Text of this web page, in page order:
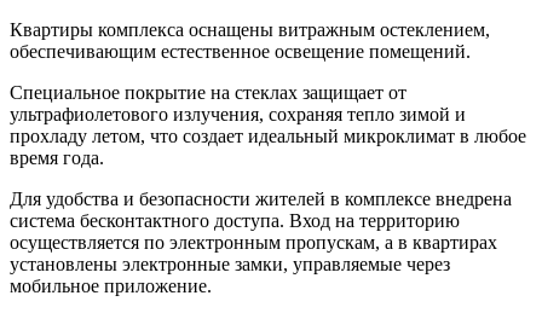
Квартиры комплекса оснащены витражным остеклением,
обеспечивающим естественное освещение помещений.
Специальное покрытие на стеклах защищает от
ультрафиолетового излучения, сохраняя тепло зимой и
прохладу летом, что создает идеальный микроклимат в любое
время года.
Для удобства и безопасности жителей в комплексе внедрена
система бесконтактного доступа. Вход на территорию
осуществляется по электронным пропускам, а в квартирах
установлены электронные замки, управляемые через
мобильное приложение.